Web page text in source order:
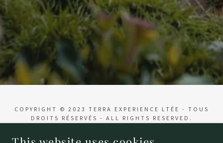
COPYRIGHT © 2023 TERRA EXPERIENCE LTÉE - TOUS
DROITS RÉSERVÉS - ALL RIGHTS RESERVED.
POWERED BY